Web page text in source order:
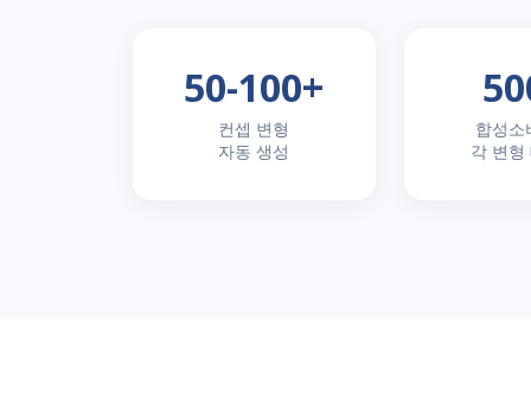
50-100+
컨셉 변형
자동 생성
합성소
각 변형